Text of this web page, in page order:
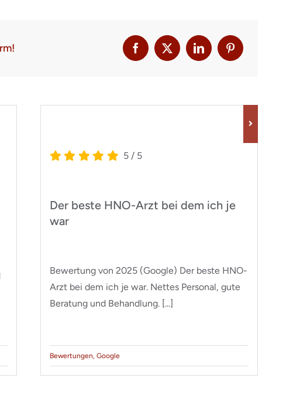
5 / 5
Der beste HNO-Arzt bei dem ich je
war
Bewertung von 2025 (Google) Der beste HNO-
Arzt bei dem ich je war. Nettes Personal, gute
Beratung und Behandlung. [...]
Bewertungen, Google